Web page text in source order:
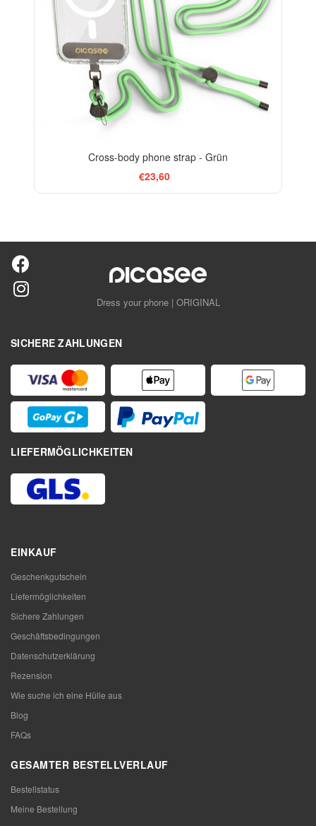
Cross-body phone strap - Grün
€23,60
Dress your phone | ORIGINAL
SICHERE ZAHLUNGEN
LIEFERMÖGLICHKEITEN
EINKAUF
Geschenkgutschein
Liefermöglichkeiten
Sichere Zahlungen
Geschäftsbedingungen
Datenschutzerklärung
Rezension
Wie suche ich eine Hülle aus
Blog
FAQs
GESAMTER BESTELLVERLAUF
Bestellstatus
Meine Bestellung